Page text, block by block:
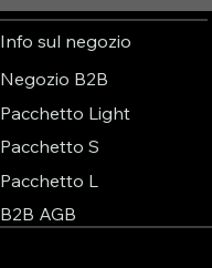
Info sul negozio
Negozio B2B
Pacchetto Light
Pacchetto S
Pacchetto L
B2B AGB